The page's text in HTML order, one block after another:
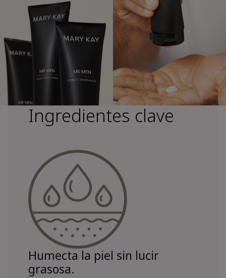
Ingredientes clave
Humecta la piel sin lucir
grasosa.